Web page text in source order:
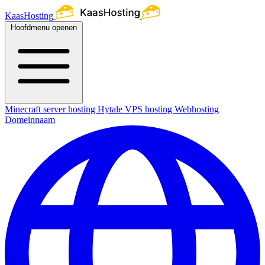
KaasHosting
Hoofdmenu openen
Minecraft server hosting Hytale VPS hosting Webhosting
Domeinnaam